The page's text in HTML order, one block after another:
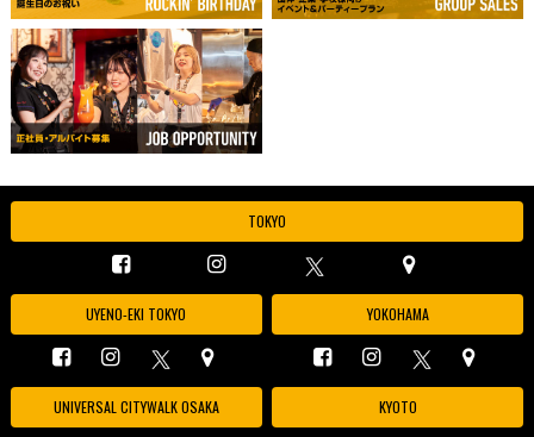
TOKYO
UYENO-EKI TOKYO YOKOHAMA
UNIVERSAL CITYWALK OSAKA KYOTO